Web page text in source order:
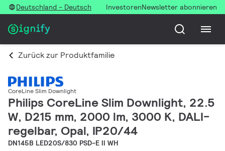
Deutschland - Deutsch InvestorenNewsletter abonnieren
Zurück zur Produktfamilie
CoreLine Slim Downlight
Philips CoreLine Slim Downlight, 22.5
W, D215 mm, 2000 lm, 3000 K, DALI-
regelbar, Opal, IP20/44
DN145B LED20S/830 PSD-E II WH